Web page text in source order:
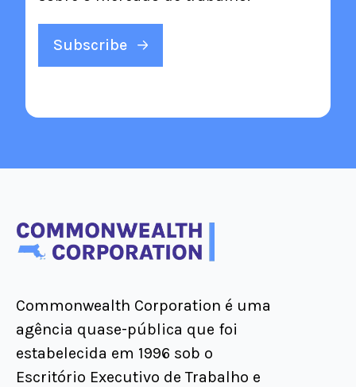
Subscribe
Commonwealth Corporation é uma
agência quase-pública que foi
estabelecida em 1996 sob o
Escritório Executivo de Trabalho e